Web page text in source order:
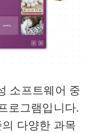
소프트웨어 중
로그램입니다.
다양한 과목